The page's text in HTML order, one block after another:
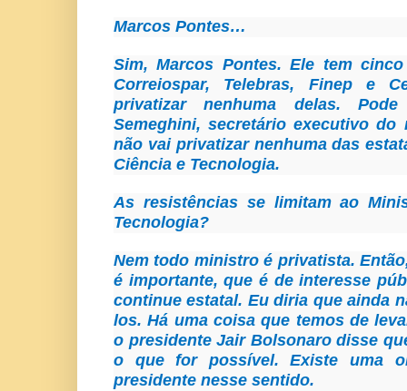
Marcos Pontes…
Sim, Marcos Pontes. Ele tem
Correiospar, Telebras, Finep e
privatizar nenhuma delas.
Semeghini, secretário executivo do
não vai privatizar nenhuma das
Ciência e Tecnologia.
As resistências se limitam ao
Tecnologia?
Nem todo ministro é privatista.
é importante, que é de interesse
continue estatal. Eu diria que ainda
los. Há uma coisa que temos de
o presidente Jair Bolsonaro disse
o que for possível. Existe uma
presidente nesse sentido.